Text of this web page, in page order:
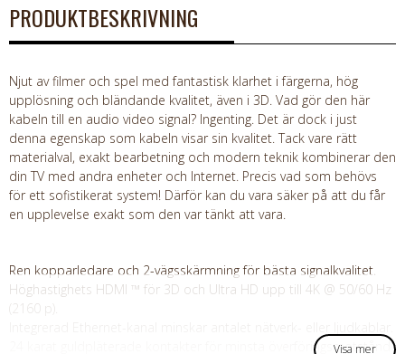
PRODUKTBESKRIVNING
Njut av filmer och spel med fantastisk klarhet i färgerna, hög
upplösning och bländande kvalitet, även i 3D. Vad gör den här
kabeln till en audio video signal? Ingenting. Det är dock i just
denna egenskap som kabeln visar sin kvalitet. Tack vare rätt
materialval, exakt bearbetning och modern teknik kombinerar den
din TV med andra enheter och Internet. Precis vad som behövs
för ett sofistikerat system! Därför kan du vara säker på att du får
en upplevelse exakt som den var tänkt att vara.
Ren kopparledare och 2-vägsskärmning för bästa signalkvalitet.
Höghastighets HDMI ™ för 3D och Ultra HD upp till 4K @ 50/60 Hz
(2160 p).
24 karat guldpläterade kontakter för minsta överföringsmotstånd.
Visa mer